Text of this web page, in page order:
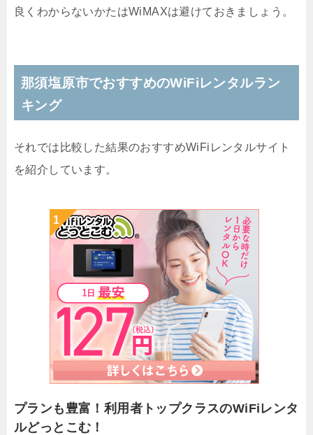
良くわからないかたはWiMAXは避けておきましょう。
那須塩原市でおすすめのWiFiレンタルラン
キング
それでは比較した結果のおすすめWiFiレンタルサイト
を紹介しています。
プランも豊富！利用者トップクラスのWiFiレンタ
ルどっとこむ！